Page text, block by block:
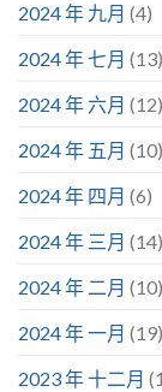
2024 年 九月 (4)
2024 年 七月 (13)
2024 年 六月 (12)
2024 年 五月 (10)
2024 年 四月 (6)
2024 年 三月 (14)
2024 年 二月 (10)
2024 年 一月 (19)
2023 年 十二月